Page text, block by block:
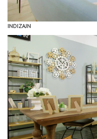
INDIZAJN